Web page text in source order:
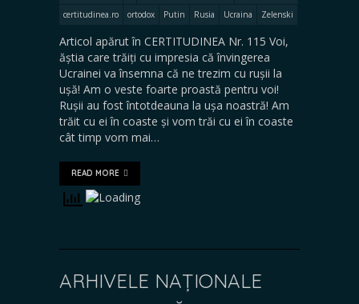
certitudinea.ro
ortodox Putin Rusia Ucraina Zelenski
Articol apărut în CERTITUDINEA Nr. 115 Voi,
ăștia care trăiți cu impresia că învingerea
Ucrainei va însemna că ne trezim cu rușii la
ușă! Am o veste foarte proastă pentru voi!
Rușii au fost întotdeauna la ușa noastră! Am
trăit cu ei în coaste și vom trăi cu ei în coaste
cât timp vom mai…
READ MORE
ARHIVELE NAȚIONALE